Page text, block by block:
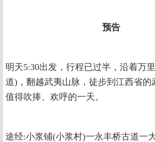
预告
明天5:30出发，行程已过半，沿着万
道)，翻越武夷山脉，徒步到江西省的
值得吹捧、欢呼的一天。
途经:小浆铺(小浆村)一永丰桥古道一